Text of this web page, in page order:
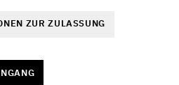
ZUR ZULASSUNG